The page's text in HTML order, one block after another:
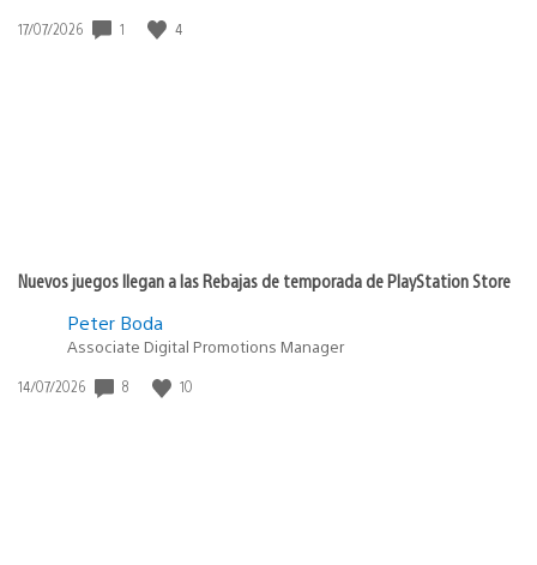
Fecha
17/07/2026 1 4
Nuevos juegos llegan a las Rebajas de temporada de PlayStation Store
Peter Boda
Associate Digital Promotions Manager
Fecha
14/07/2026 8 10